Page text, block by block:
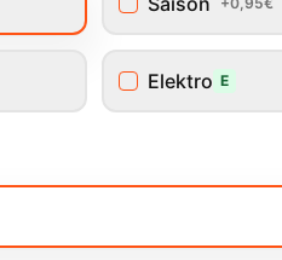
Elektro E